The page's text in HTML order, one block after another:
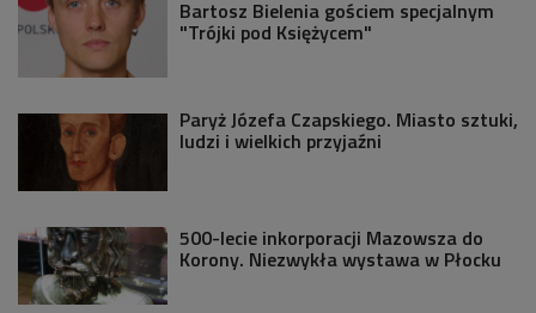
Bartosz Bielenia gościem specjalnym
"Trójki pod Księżycem"
Paryż Józefa Czapskiego. Miasto sztuki,
ludzi i wielkich przyjaźni
500-lecie inkorporacji Mazowsza do
Korony. Niezwykła wystawa w Płocku